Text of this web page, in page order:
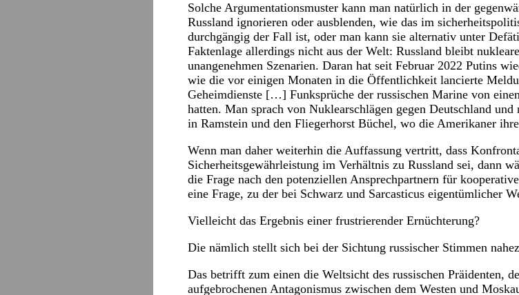
Solche Argumentationsmuster kann man natürlich in der
Russland ignorieren oder ausblenden, wie das im
durchgängig der Fall ist, oder man kann sie alternativ unter
Faktenlage allerdings nicht aus der Welt: Russland bleibt
unangenehmen Szenarien. Daran hat seit Februar 2022 Putins
wie die vor einigen Monaten in die Öffentlichkeit lancierte
Geheimdienste […] Funksprüche der russischen Marine von
hatten. Man sprach von Nuklearschlägen gegen Deutschland
in Ramstein und den Fliegerhorst Büchel, wo die Amerikaner
Wenn man daher weiterhin die Auffassung vertritt, dass
Sicherheitsgewährleistung im Verhältnis zu Russland sei, dann
die Frage nach den potenziellen Ansprechpartnern für
eine Frage, zu der bei Schwarz und Sarcasticus eigentümlicher
Vielleicht das Ergebnis einer frustrierender Ernüchterung?
Die nämlich stellt sich bei der Sichtung russischer Stimmen
Das betrifft zum einen die Weltsicht des russischen Präidenten,
aufgebrochenen Antagonismus zwischen dem Westen und